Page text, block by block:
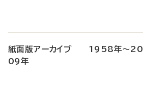
紙面版アーカイブ 1958年～20
09年